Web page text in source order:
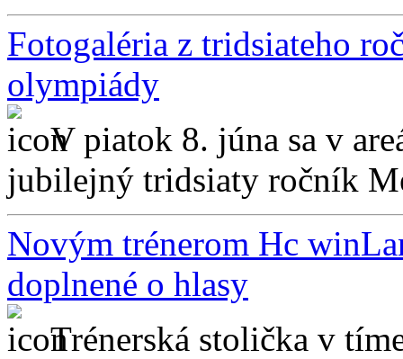
Fotogaléria z tridsiateho
olympiády
V piatok 8. júna sa v
jubilejný tridsiaty ročník
Novým trénerom Hc
doplnené o hlasy
Trénerská stolička v